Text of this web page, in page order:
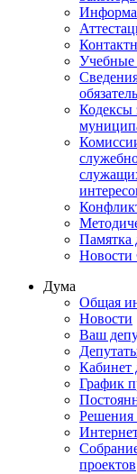
Учебные
Кодексы
Памятка
Новости
Дума
Общая
Новости
Ваш
Кабинет
График
Решения
проектов